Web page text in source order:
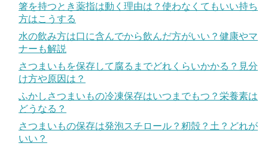
箸を持つとき薬指は動く理由は？使わなくてもいい持ち
方はこうする
水の飲み方は口に含んでから飲んだ方がいい？健康やマ
ナーも解説
さつまいもを保存して腐るまでどれくらいかかる？見分
け方や原因は？
ふかしさつまいもの冷凍保存はいつまでもつ？栄養素は
どうなる？
さつまいもの保存は発泡スチロール？籾殻？土？どれが
いい？